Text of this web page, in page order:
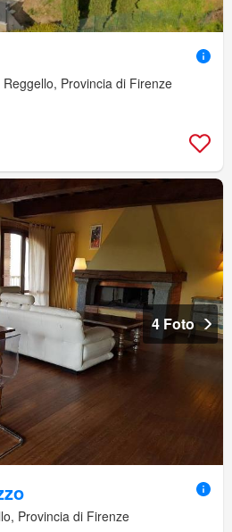
Provincia di Firenze
4 Foto
Provincia di Firenze